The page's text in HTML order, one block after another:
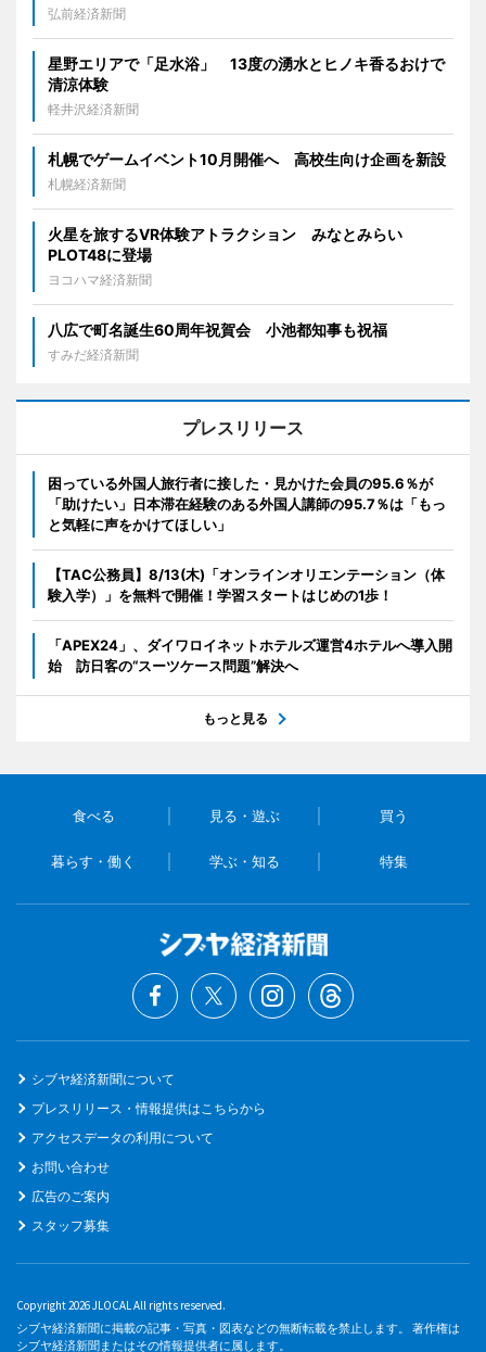
弘前経済新聞
星野エリアで「足水浴」 13度の湧水とヒノキ香るおけで
清涼体験
軽井沢経済新聞
札幌でゲームイベント10月開催へ 高校生向け企画を新設
札幌経済新聞
火星を旅するVR体験アトラクション みなとみらい
PLOT48に登場
ヨコハマ経済新聞
八広で町名誕生60周年祝賀会 小池都知事も祝福
すみだ経済新聞
プレスリリース
困っている外国人旅行者に接した・見かけた会員の95.6％が
「助けたい」日本滞在経験のある外国人講師の95.7％は「もっ
と気軽に声をかけてほしい」
【TAC公務員】8/13(木)「オンラインオリエンテーション（体
験入学）」を無料で開催！学習スタートはじめの1歩！
「APEX24」、ダイワロイネットホテルズ運営4ホテルへ導入開
始 訪日客の“スーツケース問題”解決へ
もっと見る
食べる 見る・遊ぶ 買う
暮らす・働く 学ぶ・知る 特集
シブヤ経済新聞について
プレスリリース・情報提供はこちらから
アクセスデータの利用について
お問い合わせ
広告のご案内
スタッフ募集
Copyright 2026 JLOCAL All rights reserved.
シブヤ経済新聞に掲載の記事・写真・図表などの無断転載を禁止します。 著作権は
シブヤ経済新聞またはその情報提供者に属します。